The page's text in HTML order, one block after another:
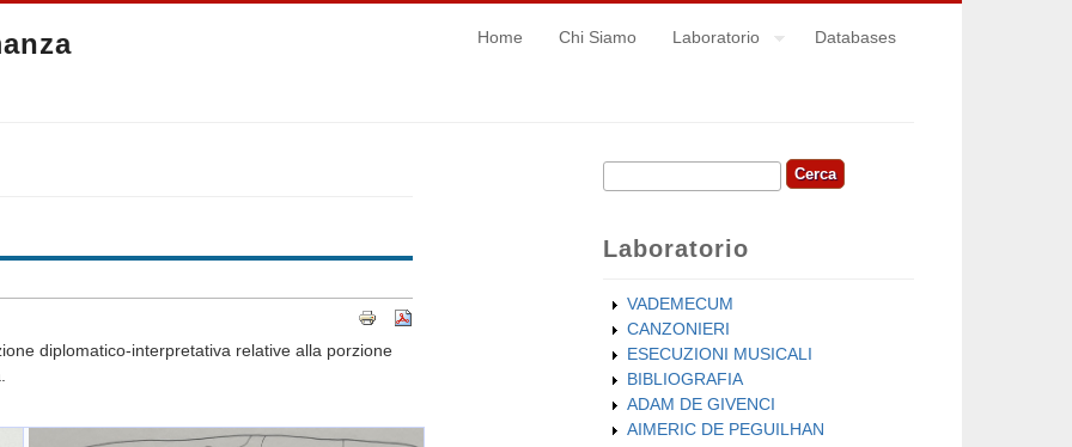
Home Chi Siamo Laboratorio Databases
diplomatico-interpretativa relative alla porzione
Form di ricerca
Cerca
Laboratorio
VADEMECUM
CANZONIERI
ESECUZIONI MUSICALI
BIBLIOGRAFIA
ADAM DE GIVENCI
AIMERIC DE PEGUILHAN